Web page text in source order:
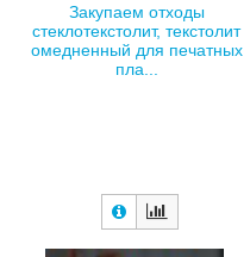
Закупаем отходы
стеклотекстолит, текстолит
омедненный для печатных
пла...